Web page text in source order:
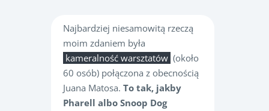
Najbardziej niesamowitą rzeczą
moim zdaniem była
kameralność warsztatów (około
60 osób) połączona z obecnością
Juana Matosa. To tak, jakby
Pharell albo Snoop Dog